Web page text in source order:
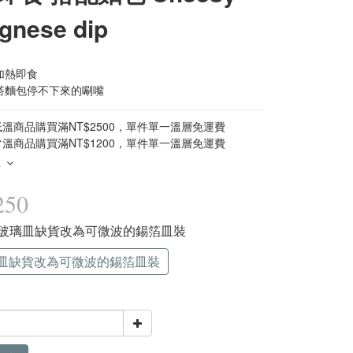
dip
熱即食
麵包停不下來的唰嘴
商品購買滿NT$2500，單件單一溫層免運費
商品購買滿NT$1200，單件單一溫層免運費
璃皿缺貨改為可微波的錫箔皿裝
缺貨改為可微波的錫箔皿裝